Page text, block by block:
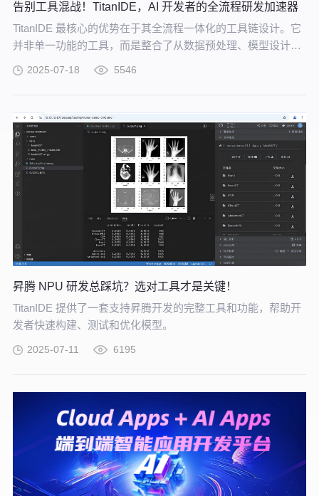
告别工具混战！TitanIDE，AI 开发者的全流程研发加速器
TitanIDE 最核心的优势在于其全流程一体化的工具链设计。它
并非单一功能的工具，而是整合了从数据预处理、模型设计、
生命周期的工作平台。
2025-07-18 5546
昇腾 NPU 研发总踩坑？选对工具才是关键！
TitanIDE 提供了一套支持昇腾开发的完整工具和功能，帮助开
发者快速构建、测试和优化模型。
2025-07-11 6195